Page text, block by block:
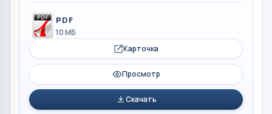
PDF
10 МБ
Карточка
Просмотр
Скачать